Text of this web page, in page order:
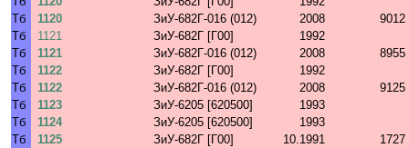
Тб
1120 ЗиУ-682Г-016 (012) 2008
9012
Тб
1121 ЗиУ-682Г [Г00]
1992
Тб
1121 ЗиУ-682Г-016 (012) 2008
8955
Тб
1122 ЗиУ-682Г [Г00]
1992
Тб
1122 ЗиУ-682Г-016 (012) 2008
9125
Тб
1123 ЗиУ-6205 [620500]
1993
Тб
1124 ЗиУ-6205 [620500]
1993
Тб
1125 ЗиУ-682Г [Г00] 10.1991
1727